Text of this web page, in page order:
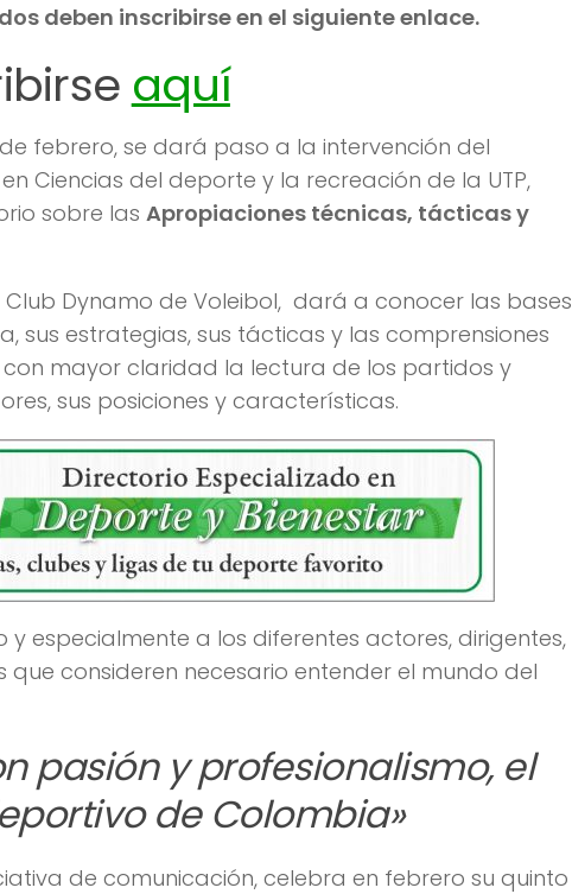
deben inscribirse en el siguiente enlace.
aquí
febrero, se dará paso a la intervención del
Ciencias del deporte y la recreación de la UTP,
sobre las Apropiaciones técnicas, tácticas y
Dynamo de Voleibol, dará a conocer las bases
estrategias, sus tácticas y las comprensiones
mayor claridad la lectura de los partidos y
sus posiciones y características.
especialmente a los diferentes actores, dirigentes,
consideren necesario entender el mundo del
pasión y profesionalismo, el
de Colombia»
de comunicación, celebra en febrero su quinto